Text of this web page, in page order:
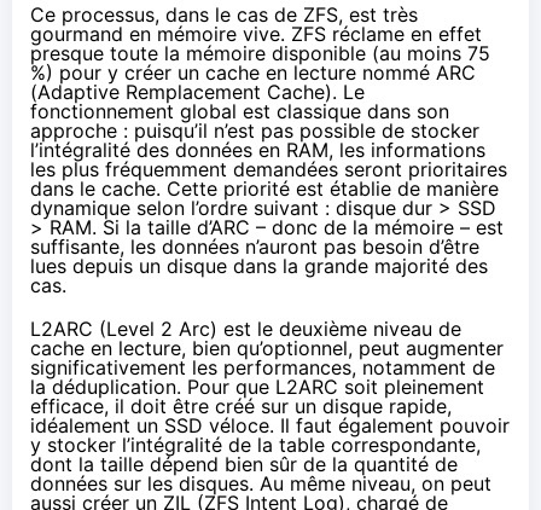
Ce processus, dans le cas de ZFS, est très
gourmand en mémoire vive. ZFS réclame en effet
presque toute la mémoire disponible (au moins 75
%) pour y créer un cache en lecture nommé ARC
(Adaptive Remplacement Cache). Le
fonctionnement global est classique dans son
approche : puisqu’il n’est pas possible de stocker
l’intégralité des données en RAM, les informations
les plus fréquemment demandées seront prioritaires
dans le cache. Cette priorité est établie de manière
dynamique selon l’ordre suivant : disque dur > SSD
> RAM. Si la taille d’ARC – donc de la mémoire – est
suffisante, les données n’auront pas besoin d’être
lues depuis un disque dans la grande majorité des
cas.
L2ARC (Level 2 Arc) est le deuxième niveau de
cache en lecture, bien qu’optionnel, peut augmenter
significativement les performances, notamment de
la déduplication. Pour que L2ARC soit pleinement
efficace, il doit être créé sur un disque rapide,
idéalement un SSD véloce. Il faut également pouvoir
y stocker l’intégralité de la table correspondante,
dont la taille dépend bien sûr de la quantité de
données sur les disques. Au même niveau, on peut
aussi créer un ZIL (ZFS Intent Log), chargé de